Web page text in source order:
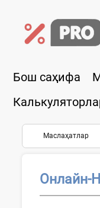
Бош саҳифа
Маслаҳатлар
Онлайн-